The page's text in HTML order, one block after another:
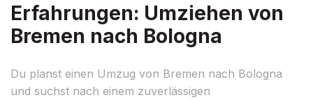
Erfahrungen: Umziehen von
Bremen nach Bologna
Du planst einen Umzug von Bremen nach Bologna
und suchst nach einem zuverlässigen